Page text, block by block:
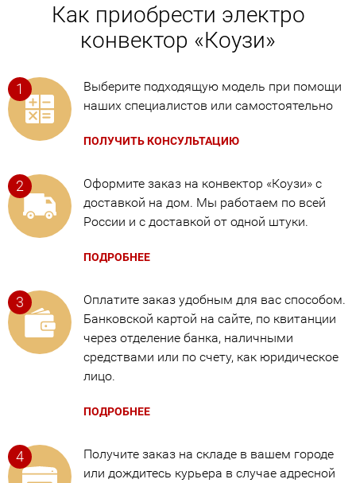
Как приобрести электро
конвектор «Коузи»
Выберите подходящую модель при помощи
наших специалистов или самостоятельно
ПОЛУЧИТЬ КОНСУЛЬТАЦИЮ
Оформите заказ на конвектор «Коузи» с
доставкой на дом. Мы работаем по всей
России и с доставкой от одной штуки.
ПОДРОБНЕЕ
Оплатите заказ удобным для вас способом.
Банковской картой на сайте, по квитанции
через отделение банка, наличными
средствами или по счету, как юридическое
лицо.
ПОДРОБНЕЕ
Получите заказ на складе в вашем городе
или дождитесь курьера в случае адресной